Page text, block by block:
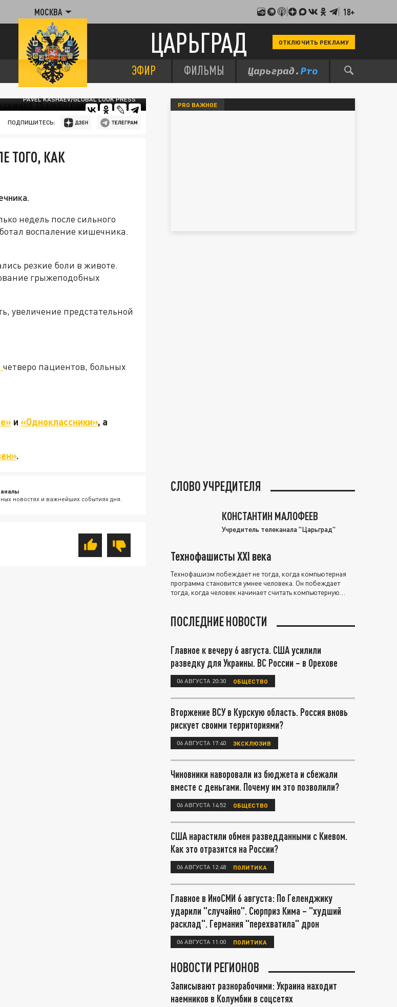
МОСКВА 18+
ЦАРЬГРАД ОТКЛЮЧИТЬ РЕКЛАМУ
ЭФИР ФИЛЬМЫ
PAVEL KASHAEV/GLOBAL LOOK PRESS
ПОДПИШИТЕСЬ:
ТОГО, КАК
недель после сильного
воспаление кишечника.
резкие боли в животе.
грыжеподобных
увеличение предстательной
четверо пациентов, больных
и «Одноклассники», а
.
новостях и важнейших событиях дня.
PRO ВАЖНОЕ
СЛОВО УЧРЕДИТЕЛЯ
КОНСТАНТИН МАЛОФЕЕВ
Учредитель телеканала "Царьград"
Технофашисты XXI века
Технофашизм побеждает не тогда, когда компьютерная
программа становится умнее человека. Он побеждает
тогда, когда человек начинает считать компьютерную
ПОСЛЕДНИЕ НОВОСТИ
Главное к вечеру 6 августа. США усилили
разведку для Украины. ВС России – в Орехове
06 АВГУСТА 20:30 ОБЩЕСТВО
Вторжение ВСУ в Курскую область. Россия вновь
рискует своими территориями?
06 АВГУСТА 17:40 ЭКСКЛЮЗИВ
Чиновники наворовали из бюджета и сбежали
вместе с деньгами. Почему им это позволили?
06 АВГУСТА 14:52 ОБЩЕСТВО
США нарастили обмен разведданными с Киевом.
Как это отразится на России?
06 АВГУСТА 12:48 ПОЛИТИКА
Главное в ИноСМИ 6 августа: По Геленджику
ударили "случайно". Сюрприз Кима – "худший
расклад". Германия "перехватила" дрон
06 АВГУСТА 11:00 ПОЛИТИКА
НОВОСТИ РЕГИОНОВ
Записывают разнорабочими: Украина находит
наемников в Колумбии в соцсетях